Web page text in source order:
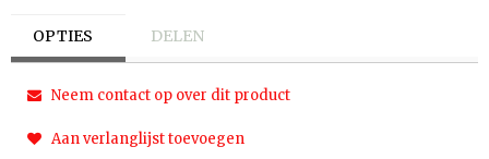
OPTIES DELEN
Neem contact op over dit product
Aan verlanglijst toevoegen